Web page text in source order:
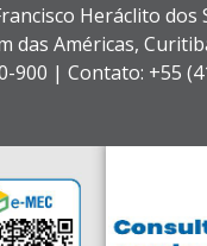
Heráclito dos
das Américas,
900 | Contato: +55